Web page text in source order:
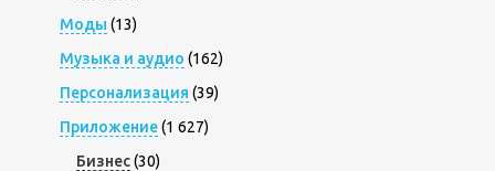
Моды (13)
Музыка и аудио (162)
Персонализация (39)
Приложение(1 627)
Бизнес(30)